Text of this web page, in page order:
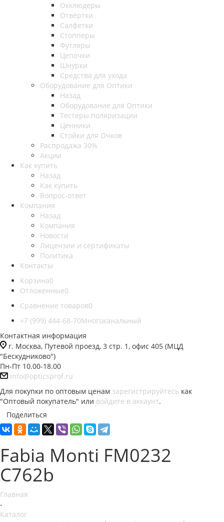
Окклюдеры
Отвёртки
Салфетки
Стопперы
Футляры
Цепочки
Шнурки
Средства для ухода
Оборудование для Оптики
Назад
Оборудование для Оптики
Тестеры поляризации
Ценники
Стойки для Очков
Распродажа 30%
Акции
Как купить
Назад
Как купить
Вопрос-ответ
Компания
Назад
Компания
Новости
Лицензии и сертификаты
Политика
Контакты
Корзина0
Отложенные0
Сравнение товаров0
+7 (999) 444-68-70Многоканальный
Контактная информация
г. Москва, Путевой проезд, 3 стр. 1, офис 405 (МЦД
"Бескудниково")
Пн-Пт 10.00-18.00
info@opticsprof.ru
Для покупки по оптовым ценам зарегистрируйтесь как
"Оптовый покупатель" или войдите в аккаунт.
Поделиться
Fabia Monti FM0232
C762b
Главная
-
Каталог